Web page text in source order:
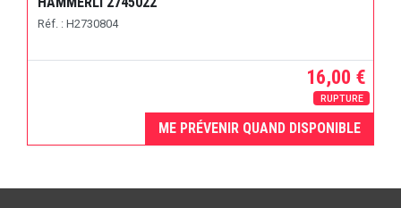
Réf. : H2730804
16,00 €
RUPTURE
ME PRÉVENIR QUAND DISPONIBLE